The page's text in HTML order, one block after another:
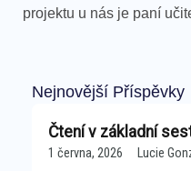
projektu u nás je paní
Nejnovější Příspěvky
Čtení v základní
1 června, 2026 Lucie